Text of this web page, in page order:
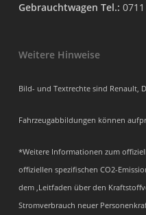
Gebrauchtwagen Tel.:
Weitere Hinweise
Bild- und Textrechte sind Renault,
Fahrzeugabbildungen können
*Weitere Informationen zum
offiziellen spezifischen CO2-
dem ‚Leitfaden über den
Stromverbrauch neuer